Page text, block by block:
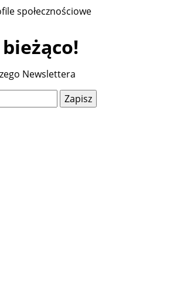
społecznościowe
Newslettera